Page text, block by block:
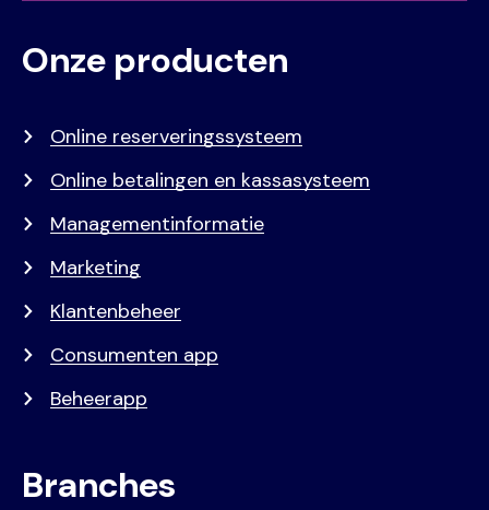
Voet
Primair
Onze producten
Online reserveringssysteem
Online betalingen en kassasysteem
Managementinformatie
Marketing
Klantenbeheer
Consumenten app
Beheerapp
Branches